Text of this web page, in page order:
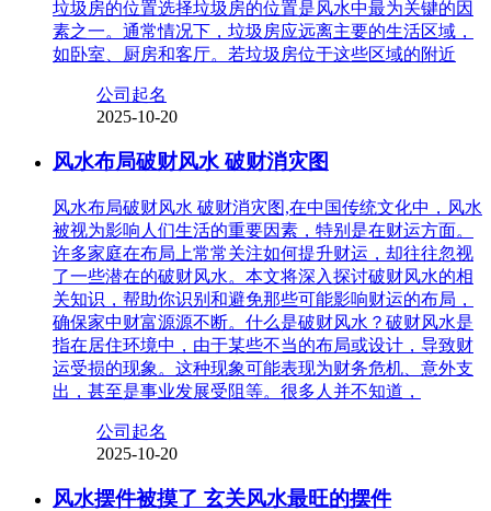
垃圾房的位置选择垃圾房的位置是风水中最为关键的因
素之一。通常情况下，垃圾房应远离主要的生活区域，
如卧室、厨房和客厅。若垃圾房位于这些区域的附近
公司起名
2025-10-20
风水布局破财风水 破财消灾图
风水布局破财风水 破财消灾图,在中国传统文化中，风水
被视为影响人们生活的重要因素，特别是在财运方面。
许多家庭在布局上常常关注如何提升财运，却往往忽视
了一些潜在的破财风水。本文将深入探讨破财风水的相
关知识，帮助你识别和避免那些可能影响财运的布局，
确保家中财富源源不断。什么是破财风水？破财风水是
指在居住环境中，由于某些不当的布局或设计，导致财
运受损的现象。这种现象可能表现为财务危机、意外支
出，甚至是事业发展受阻等。很多人并不知道，
公司起名
2025-10-20
风水摆件被摸了 玄关风水最旺的摆件